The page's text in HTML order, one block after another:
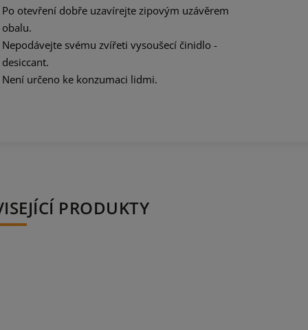
Po otevření dobře uzavírejte zipovým uzávěrem
obalu.
Nepodávejte svému zvířeti vysoušecí činidlo -
desiccant.
Není určeno ke konzumaci lidmi.
PRODUKTY